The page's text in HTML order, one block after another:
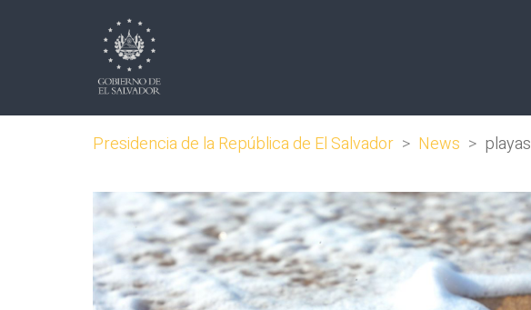
Presidencia de la República de El Salvador > News > playas